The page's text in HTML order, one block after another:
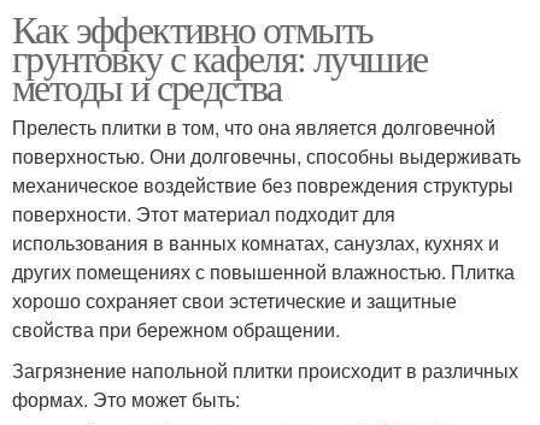
Как эффективно отмыть
грунтовку с кафеля: лучшие
методы и средства
Прелесть плитки в том, что она является долговечной
поверхностью. Они долговечны, способны выдерживать
механическое воздействие без повреждения структуры
поверхности. Этот материал подходит для
использования в ванных комнатах, санузлах, кухнях и
других помещениях с повышенной влажностью. Плитка
хорошо сохраняет свои эстетические и защитные
свойства при бережном обращении.
Загрязнение напольной плитки происходит в различных
формах. Это может быть: